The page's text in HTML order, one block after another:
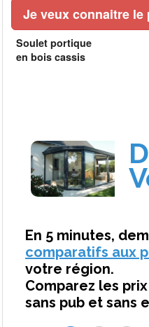
Je veux connaitre le
Soulet portique
en bois cassis